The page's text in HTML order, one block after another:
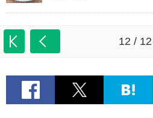
12 / 12